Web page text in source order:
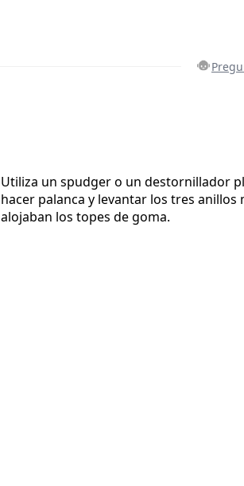
Utiliza un spudger o un destornillador
hacer palanca y levantar los tres anillos
alojaban los topes de goma.